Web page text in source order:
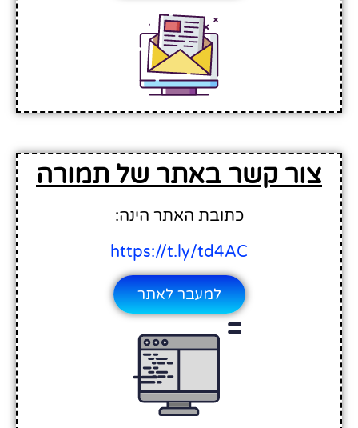
צור קשר באתר של תמורה
כתובת האתר הינה:
https://t.ly/td4AC
למעבר לאתר